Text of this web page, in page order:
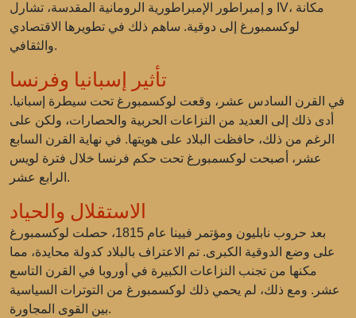
و إمبراطور الإمبراطورية الرومانية المقدسة، تشارل IV، مكانة
لوكسمبورغ إلى دوقية. ساهم ذلك في تطويرها الاقتصادي
والثقافي.
تأثير إسبانيا وفرنسا
في القرن السادس عشر، وقعت لوكسمبورغ تحت سيطرة إسبانيا.
أدى ذلك إلى العديد من النزاعات الحربية والحصارات، ولكن على
الرغم من ذلك، حافظت البلاد على هويتها. في نهاية القرن السابع
عشر، أصبحت لوكسمبورغ تحت حكم فرنسا خلال فترة لويس
الرابع عشر.
الاستقلال والحياد
بعد حروب نابليون ومؤتمر فيينا عام 1815، حصلت لوكسمبورغ
على وضع الدوقية الكبرى. تم الاعتراف بالبلاد كدولة محايدة، مما
مكنها من تجنب النزاعات الكبيرة في أوروبا في القرن التاسع
عشر. ومع ذلك، لم يحمي ذلك لوكسمبورغ من التوترات السياسية
بين القوى المجاورة.